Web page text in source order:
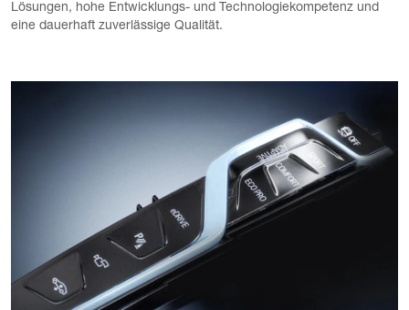
Lösungen, hohe Entwicklungs- und Technologiekompetenz und
eine dauerhaft zuverlässige Qualität.